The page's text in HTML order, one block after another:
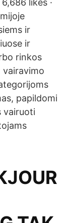
likes ·
ir
ir
rinkos
papildomi
vairuoti